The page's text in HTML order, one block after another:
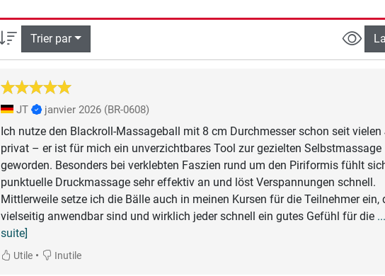
Trier par
JT janvier 2026 (BR-0608)
Ich nutze den Blackroll-Massageball mit 8 cm Durchmesser schon seit vielen
privat – er ist für mich ein unverzichtbares Tool zur gezielten Selbstmassage
geworden. Besonders bei verklebten Faszien rund um den Piriformis fühlt
punktuelle Druckmassage sehr effektiv an und löst Verspannungen schnell.
Mittlerweile setze ich die Bälle auch in meinen Kursen für die Teilnehmer ein,
vielseitig anwendbar sind und wirklich jeder schnell ein gutes Gefühl für die
suite]
Utile• Inutile